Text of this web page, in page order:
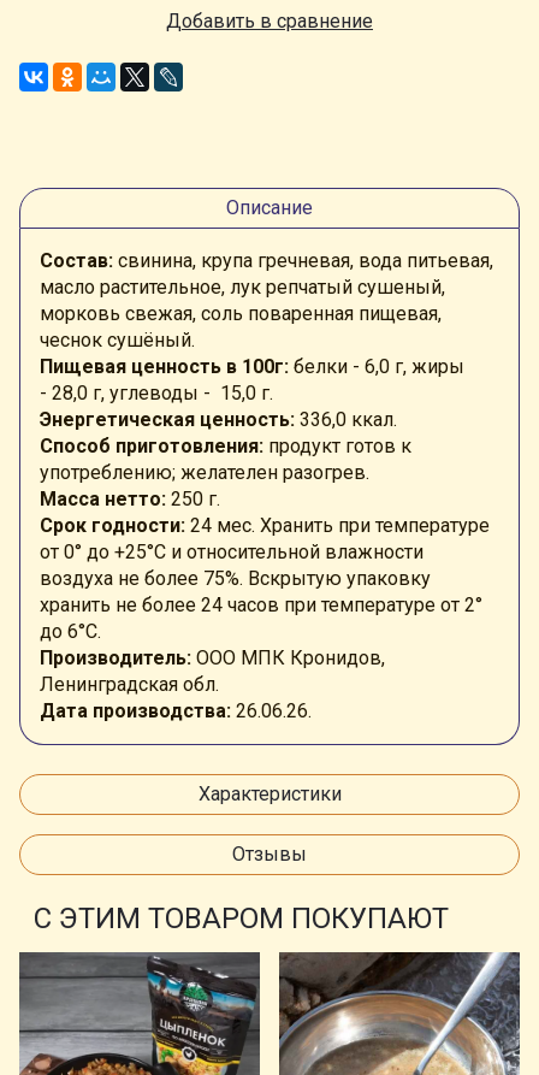
Добавить в сравнение
Описание
Состав: свинина, крупа гречневая, вода питьевая,
масло растительное, лук репчатый сушеный,
морковь свежая, соль поваренная пищевая,
чеснок сушёный.
Пищевая ценность в 100г: белки - 6,0 г, жиры
- 28,0 г, углеводы - 15,0 г.
Энергетическая ценность: 336,0 ккал.
Способ приготовления: продукт готов к
употреблению; желателен разогрев.
Масса нетто: 250 г.
Срок годности: 24 мес. Хранить при температуре
от 0° до +25°C и относительной влажности
воздуха не более 75%. Вскрытую упаковку
хранить не более 24 часов при температуре от 2°
до 6°C.
Производитель: ООО МПК Кронидов,
Ленинградская обл.
Дата производства: 26.06.26.
Характеристики
Отзывы
С ЭТИМ ТОВАРОМ ПОКУПАЮТ